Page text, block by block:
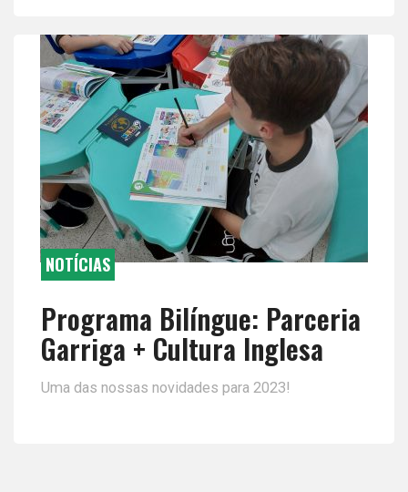
NOTÍCIAS
Programa Bilíngue: Parceria
Garriga + Cultura Inglesa
Uma das nossas novidades para 2023!